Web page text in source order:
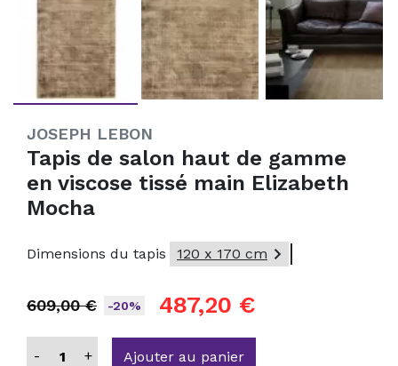
JOSEPH LEBON
Tapis de salon haut de gamme
en viscose tissé main Elizabeth
Mocha
Dimensions du tapis 120 x 170 cm 
609,00 € -20% 487,20 €
- + Ajouter au panier